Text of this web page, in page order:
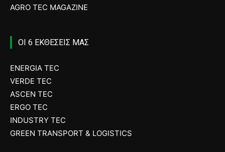
AGRO TEC MAGAZINE
ΟΙ 6 ΕΚΘΕΣΕΙΣ ΜΑΣ
ENERGIA TEC
VERDE TEC
ASCEN TEC
ERGO TEC
INDUSTRY TEC
GREEN TRANSPORT & LOGISTICS